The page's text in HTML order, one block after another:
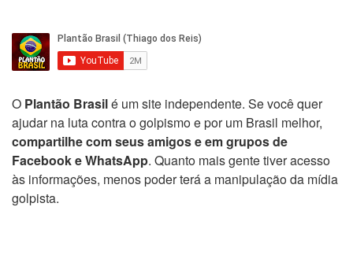
O Plantão Brasilé um site independente. Se você quer
ajudar na luta contra o golpismo e por um Brasil melhor,
compartilhe com seus amigos e em grupos de
Facebook e WhatsApp. Quanto mais gente tiver acesso
às informações, menos poder terá a manipulação da mídia
golpista.